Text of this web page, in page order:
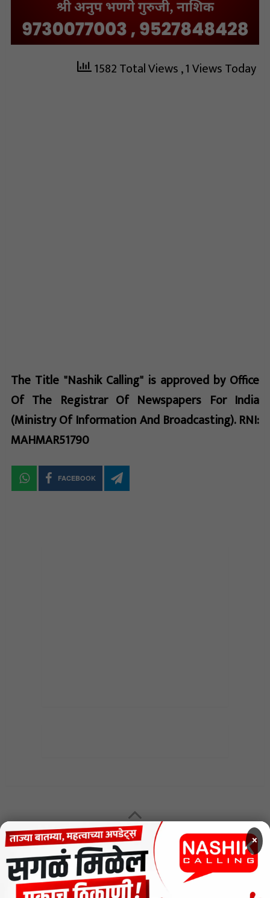
1582 Total Views, 1 Views Today
The Title "Nashik Calling" is approved by Office
Of The Registrar Of Newspapers For India
(Ministry Of Information And Broadcasting). RNI:
MAHMAR51790
FACEBOOK
MENU
CODE OF ETHICS FOR DIGITAL NEWS WEBSITES
×